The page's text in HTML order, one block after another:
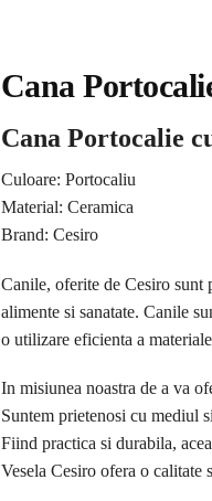
Cana
Cana Portocalie
Culoare: Portocaliu
Material: Ceramica
Brand: Cesiro
Canile, oferite de Cesiro sunt
alimente si sanatate. Canile
o utilizare eficienta a
In misiunea noastra de a va
Suntem prietenosi cu mediul
Fiind practica si durabila,
Vesela Cesiro ofera o calitate